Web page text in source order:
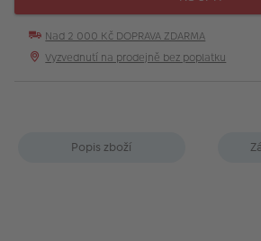
Nad 2 000 Kč DOPRAVA ZDARMA
Vyzvednutí na prodejně bez poplatku
Popis zboží